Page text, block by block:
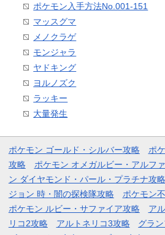
ポケモン入手方法No.001-151
マッスグマ
メノクラゲ
モンジャラ
ヤドキング
ヨルノズク
ラッキー
大量発生
ポケモン ゴールド・シルバー攻略
ポ
攻略
ポケモン オメガルビー・アルフ
ン ダイヤモンド・パール・プラチナ攻略
ジョン 時・闇の探検隊攻略
ポケモン
ポケモン ルビー・サファイア攻略
ア
リコ2攻略
アルトネリコ3攻略 グラ